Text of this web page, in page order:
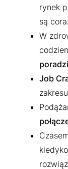
rynek
są
W
Job